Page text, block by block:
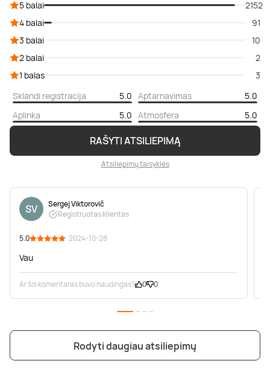
RAŠYTI ATSILIEPIMĄ
Atsiliepimų taisyklės
5 balai
2152
4 balai
91
3 balai
10
2 balai
2
1 balas
3
Sklandi registracija
5.0 Aptarnavimas
5.0
Aplinka
5.0 Atmosfera 5.0
SV
Sergej Viktorovič
Registruotas klientas
5.0 · 2024-10-28
Vau
Ar šis komentaras buvo naudingas? 0 0
Rodyti daugiau atsiliepimų